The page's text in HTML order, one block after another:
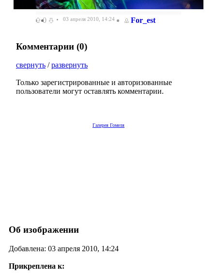
0 03 апреля 2010, 14:24 For_est
Комментарии (0)
свернуть /развернуть
Только зарегистрированные и авторизованные
пользователи могут оставлять комментарии.
Галерея Гомеля
Об изображении
Добавлена: 03 апреля 2010, 14:24
Прикреплена к: